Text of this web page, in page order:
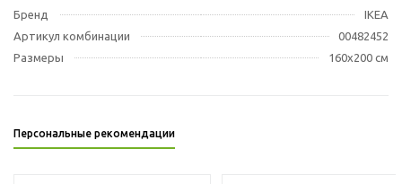
Бренд
IKEA
Артикул комбинации
00482452
Размеры
160x200 см
Персональные рекомендации